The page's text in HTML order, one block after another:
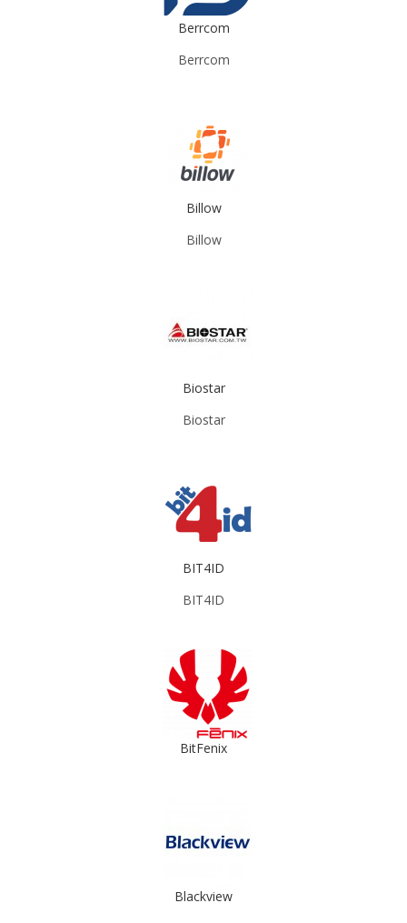
Berrcom
Berrcom
Billow
Billow
Biostar
Biostar
BIT4ID
BIT4ID
BitFenix
Blackview